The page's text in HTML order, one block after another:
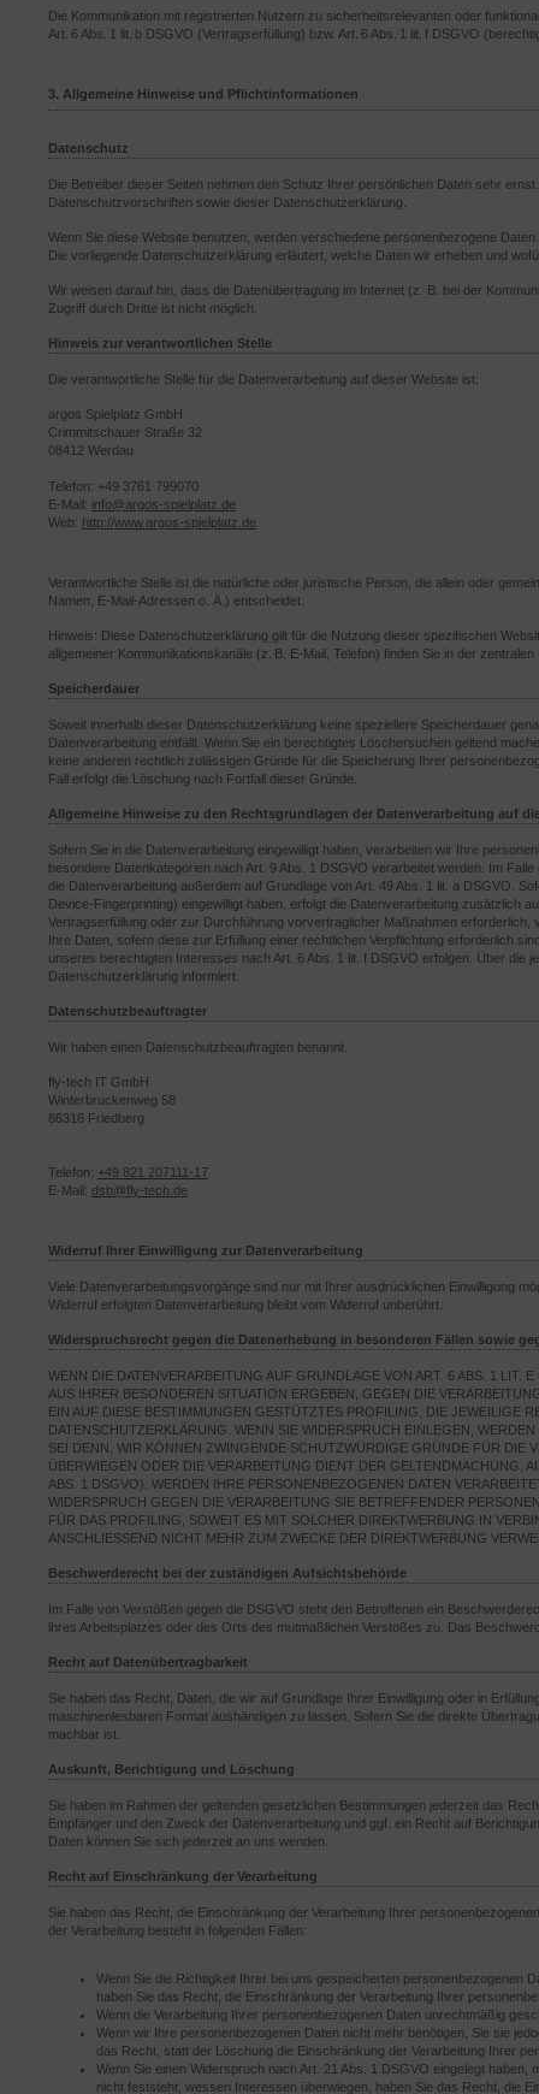
Die Kommunikation mit registrierten Nutzern zu sicherheitsrelevanten oder
Art. 6 Abs. 1 lit. b DSGVO (Vertragserfüllung) bzw. Art. 6 Abs. 1 lit. f DSGVO
3. Allgemeine Hinweise und Pflichtinformationen
Datenschutz
Die Betreiber dieser Seiten nehmen den Schutz Ihrer persönlichen Daten sehr
Datenschutzvorschriften sowie dieser Datenschutzerklärung.
Wenn Sie diese Website benutzen, werden verschiedene personenbezogene
Die vorliegende Datenschutzerklärung erläutert, welche Daten wir erheben und
Wir weisen darauf hin, dass die Datenübertragung im Internet (z. B. bei der
Zugriff durch Dritte ist nicht möglich.
Hinweis zur verantwortlichen Stelle
Die verantwortliche Stelle für die Datenverarbeitung auf dieser Website ist:
argos Spielplatz GmbH
Crimmitschauer Straße 32
08412 Werdau
Telefon: +49 3761 799070
E-Mail: info@argos-spielplatz.de
Web: http://www.argos-spielplatz.de
Verantwortliche Stelle ist die natürliche oder juristische Person, die allein oder
Namen, E-Mail-Adressen o. Ä.) entscheidet.
Hinweis: Diese Datenschutzerklärung gilt für die Nutzung dieser spezifischen
allgemeiner Kommunikationskanäle (z. B. E-Mail, Telefon) finden Sie in der
Speicherdauer
Soweit innerhalb dieser Datenschutzerklärung keine speziellere Speicherdauer
Datenverarbeitung entfällt. Wenn Sie ein berechtigtes Löschersuchen geltend
keine anderen rechtlich zulässigen Gründe für die Speicherung Ihrer
Fall erfolgt die Löschung nach Fortfall dieser Gründe.
Allgemeine Hinweise zu den Rechtsgrundlagen der Datenverarbeitung auf
Sofern Sie in die Datenverarbeitung eingewilligt haben, verarbeiten wir Ihre
besondere Datenkategorien nach Art. 9 Abs. 1 DSGVO verarbeitet werden. Im
die Datenverarbeitung außerdem auf Grundlage von Art. 49 Abs. 1 lit. a DSGVO.
Device-Fingerprinting) eingewilligt haben, erfolgt die Datenverarbeitung zusätzlich
Vertragserfüllung oder zur Durchführung vorvertraglicher Maßnahmen
Ihre Daten, sofern diese zur Erfüllung einer rechtlichen Verpflichtung erforderlich
unseres berechtigten Interesses nach Art. 6 Abs. 1 lit. f DSGVO erfolgen. Über die
Datenschutzerklärung informiert.
Datenschutzbeauftragter
Wir haben einen Datenschutzbeauftragten benannt.
fly-tech IT GmbH
Winterbruckenweg 58
86316 Friedberg
Telefon: +49 821 207111-17
E-Mail: dsb@fly-tech.de
Widerruf Ihrer Einwilligung zur Datenverarbeitung
Viele Datenverarbeitungsvorgänge sind nur mit Ihrer ausdrücklichen Einwilligung
Widerruf erfolgten Datenverarbeitung bleibt vom Widerruf unberührt.
Widerspruchsrecht gegen die Datenerhebung in besonderen Fällen sowie
WENN DIE DATENVERARBEITUNG AUF GRUNDLAGE VON ART. 6 ABS. 1
AUS IHRER BESONDEREN SITUATION ERGEBEN, GEGEN DIE
EIN AUF DIESE BESTIMMUNGEN GESTÜTZTES PROFILING. DIE JEWEILIGE
DATENSCHUTZERKLÄRUNG. WENN SIE WIDERSPRUCH EINLEGEN,
SEI DENN, WIR KÖNNEN ZWINGENDE SCHUTZWÜRDIGE GRÜNDE FÜR DIE
ÜBERWIEGEN ODER DIE VERARBEITUNG DIENT DER GELTENDMACHUNG,
ABS. 1 DSGVO). WERDEN IHRE PERSONENBEZOGENEN DATEN
WIDERSPRUCH GEGEN DIE VERARBEITUNG SIE BETREFFENDER
FÜR DAS PROFILING, SOWEIT ES MIT SOLCHER DIREKTWERBUNG IN
ANSCHLIESSEND NICHT MEHR ZUM ZWECKE DER DIREKTWERBUNG
Beschwerderecht bei der zuständigen Aufsichtsbehörde
Im Falle von Verstößen gegen die DSGVO steht den Betroffenen ein
ihres Arbeitsplatzes oder des Orts des mutmaßlichen Verstoßes zu. Das
Recht auf Datenübertragbarkeit
Sie haben das Recht, Daten, die wir auf Grundlage Ihrer Einwilligung oder in
maschinenlesbaren Format aushändigen zu lassen. Sofern Sie die direkte
machbar ist.
Auskunft, Berichtigung und Löschung
Sie haben im Rahmen der geltenden gesetzlichen Bestimmungen jederzeit das
Empfänger und den Zweck der Datenverarbeitung und ggf. ein Recht auf
Daten können Sie sich jederzeit an uns wenden.
Recht auf Einschränkung der Verarbeitung
Sie haben das Recht, die Einschränkung der Verarbeitung Ihrer
der Verarbeitung besteht in folgenden Fällen:
Wenn Sie die Richtigkeit Ihrer bei uns gespeicherten personenbezogenen
haben Sie das Recht, die Einschränkung der Verarbeitung Ihrer
Wenn die Verarbeitung Ihrer personenbezogenen Daten unrechtmäßig
Wenn wir Ihre personenbezogenen Daten nicht mehr benötigen, Sie sie
das Recht, statt der Löschung die Einschränkung der Verarbeitung Ihrer
Wenn Sie einen Widerspruch nach Art. 21 Abs. 1 DSGVO eingelegt
nicht feststeht, wessen Interessen überwiegen, haben Sie das Recht, die